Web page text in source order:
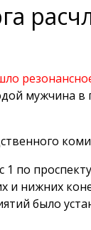
мужчина в
по
и нижних
было